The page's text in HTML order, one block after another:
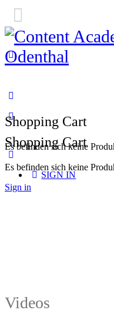
Panel
Shopping Cart
Es befinden sich keine
Sign in
Shopping Cart
Es befinden sich keine
SIGN IN
Videos